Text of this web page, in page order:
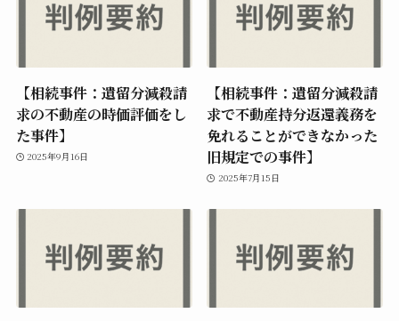
【相続事件：遺留分減殺請
求の不動産の時価評価をし
た事件】
2025年9月16日
【相続事件：遺留分減殺請
求で不動産持分返還義務を
免れることができなかった
旧規定での事件】
2025年7月15日